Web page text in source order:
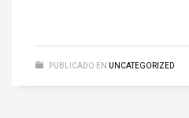
PUBLICADO EN UNCATEGORIZED